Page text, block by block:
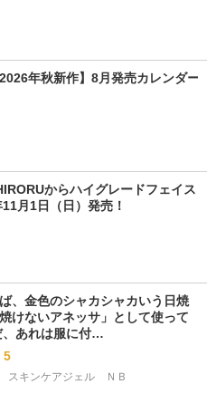
年秋新作】8月発売カレンダー
からハイグレードフェイス
月1日（日）発売！
、金色のシャカシャカいう日焼
けないアネッサ」として使って
、あれは服に付…
5
スキンケアジェル　ＮＢ